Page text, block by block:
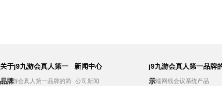
关于j9九游会真人第一
品牌
j9九游会真人第一品牌的简
新闻中心
公司新闻
j9九游会真人第一品牌
示
高端网线会议系统产品